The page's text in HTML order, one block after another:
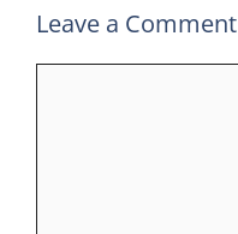
Leave a Comment